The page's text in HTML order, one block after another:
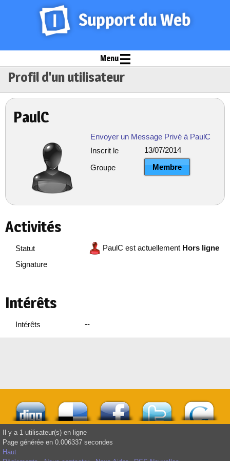
Menu
Profil d'un utilisateur
PaulC
Envoyer un Message Privé à PaulC
Inscrit le
13/07/2014
Groupe Membre
Activités
Statut PaulC est actuellement Hors ligne
Signature
Intérêts
Intérêts --
Il y a 1 utilisateur(s) en ligne
Page générée en 0.006337 secondes
Haut